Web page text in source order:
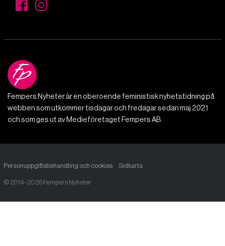
Fempers Nyheter är en oberoende feministisk nyhetstidning på
webben som utkommer tisdagar och fredagar sedan maj 2021
och som ges ut av Medieföretaget Fempers AB.
Personuppgiftsbehandling och cookies Sidkarta
© 2014–2026 Fempers Nyheter